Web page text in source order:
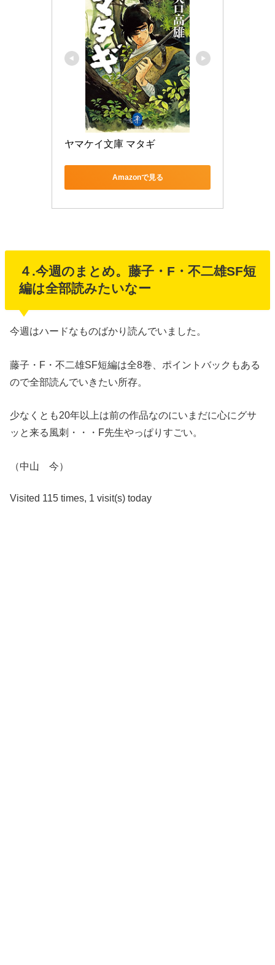
ヤマケイ文庫 マタギ
Amazonで見る
４.今週のまとめ。藤子・F・不二雄SF短
編は全部読みたいなー
今週はハードなものばかり読んでいました。
藤子・F・不二雄SF短編は全8巻、ポイントバックもある
ので全部読んでいきたい所存。
少なくとも20年以上は前の作品なのにいまだに心にグサ
ッと来る風刺・・・F先生やっぱりすごい。
（中山 今）
Visited 115 times, 1 visit(s) today